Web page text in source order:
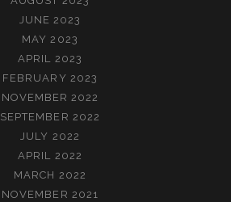
JUNE 2023
MAY 2023
APRIL 2023
FEBRUARY 2023
NOVEMBER 2022
SEPTEMBER 2022
JULY 2022
APRIL 2022
MARCH 2022
NOVEMBER 2021